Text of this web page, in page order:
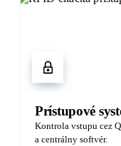
Prístupové
Kontrola vstupu cez
a centrálny softvér.